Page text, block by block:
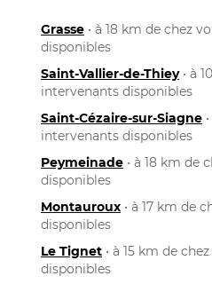
Grasse • à 18 km de chez
disponibles
Saint-Vallier-de-Thiey• à
intervenants disponibles
Saint-Cézaire-sur-Siagne
intervenants disponibles
Peymeinade • à 18 km de
disponibles
Montauroux • à 17 km de
disponibles
Le Tignet • à 15 km de
disponibles